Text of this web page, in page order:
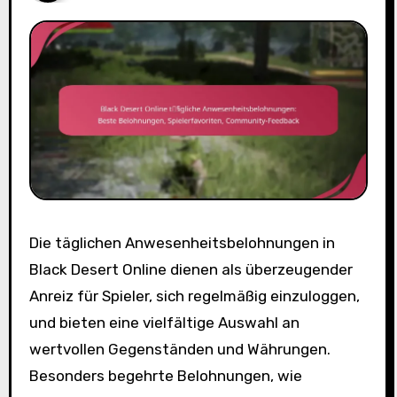
Die täglichen Anwesenheitsbelohnungen in
Black Desert Online dienen als überzeugender
Anreiz für Spieler, sich regelmäßig einzuloggen,
und bieten eine vielfältige Auswahl an
wertvollen Gegenständen und Währungen.
Besonders begehrte Belohnungen, wie